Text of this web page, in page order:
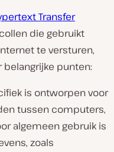
Transfer
die gebruikt
te versturen,
belangrijke punten:
is ontworpen voor
tussen computers,
algemeen gebruik is
zoals